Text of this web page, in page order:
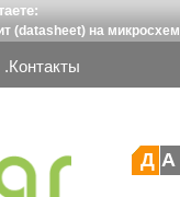
(datasheet) на
Контакты